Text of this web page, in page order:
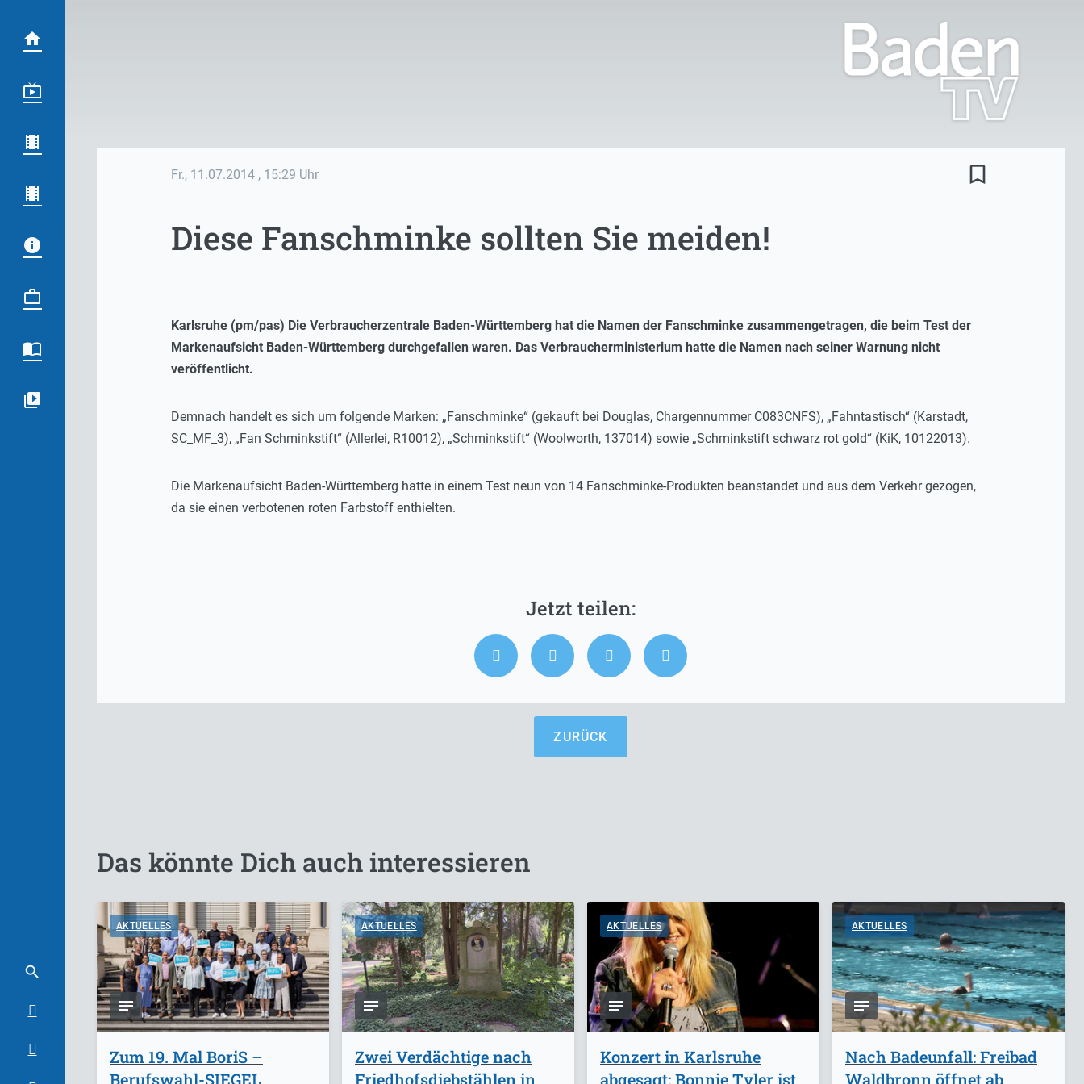
Fr., 11.07.2014 , 15:29 Uhr bookmark_border
Diese Fanschminke sollten Sie meiden!
Karlsruhe (pm/pas) Die Verbraucherzentrale Baden-Württemberg hat die Namen der Fanschminke zusammengetragen, die beim Test der
Markenaufsicht Baden-Württemberg durchgefallen waren. Das Verbraucherministerium hatte die Namen nach seiner Warnung nicht
veröffentlicht.
Demnach handelt es sich um folgende Marken: „Fanschminke“ (gekauft bei Douglas, Chargennummer C083CNFS), „Fahntastisch“ (Karstadt,
SC_MF_3), „Fan Schminkstift“ (Allerlei, R10012), „Schminkstift“ (Woolworth, 137014) sowie „Schminkstift schwarz rot gold“ (KiK, 10122013).
Die Markenaufsicht Baden-Württemberg hatte in einem Test neun von 14 Fanschminke-Produkten beanstandet und aus dem Verkehr gezogen,
da sie einen verbotenen roten Farbstoff enthielten.
ZURÜCK
Das könnte Dich auch interessieren
AKTUELLES
Zum 19. Mal BoriS –
Berufswahl-SIEGEL
AKTUELLES
Zwei Verdächtige nach
Friedhofsdiebstählen in
AKTUELLES
Konzert in Karlsruhe
abgesagt: Bonnie Tyler ist
AKTUELLES
Nach Badeunfall: Freibad
Waldbronn öffnet ab